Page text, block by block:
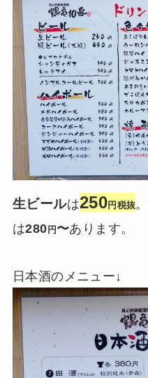
生ビールは250円税抜。
は280 円 〜あります。
日本酒のメニュー↓